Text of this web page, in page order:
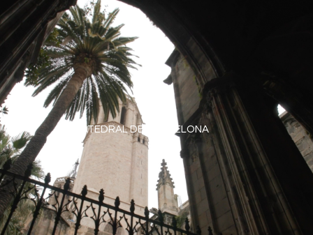
CATEDRAL DE BARCELONA